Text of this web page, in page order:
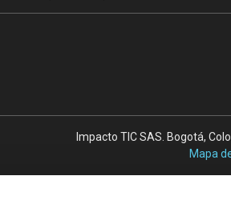
Impacto TIC SAS. Bogotá,
Mapa